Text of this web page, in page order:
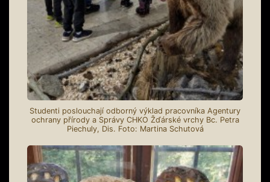
Studenti poslouchají odborný výklad pracovníka Agentury
ochrany přírody a Správy CHKO Žďárské vrchy Bc. Petra
Piechuly, Dis. Foto: Martina Schutová